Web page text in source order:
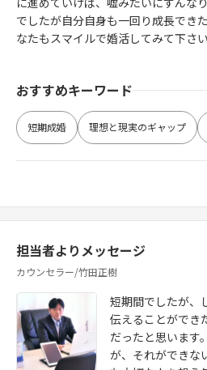
でしたが自分自身も一回り成長でき
なたもスマイルで婚活してみて下さい
おすすめキーワード
短期成婚 理想と現実のギャップ
担当者よりメッセージ
カウンセラー/竹田正樹
短期間でしたが、
伝えることができ
だったと思います
が、それができな